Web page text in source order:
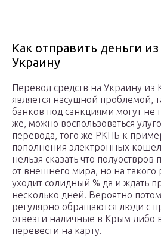
Как отправить деньги
Украину
Перевод средств на Украину из
является насущной проблемой,
банков под санкциями могут не
же, можно воспользоваться
перевода, того же РКНБ к
пополнения электронных
нельзя сказать что полуоствров
от внешнего мира, но на такого
уходит солидный % да и ждать
несколько дней. Вероятно
регулярно обращаются люди с
отвезти наличные в Крым либо
перевести на карту.